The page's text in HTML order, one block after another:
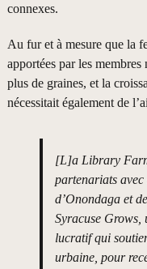
connexes.
Au fur et à mesure que la
apportées par les
plus de graines, et la
nécessitait également de
[L]a Library
partenariats avec
d’Onondaga et
Syracuse Grows,
lucratif qui
urbaine, pour